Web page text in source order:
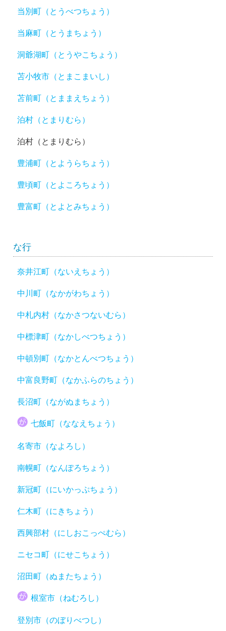
当別町（とうべつちょう）
当麻町（とうまちょう）
洞爺湖町（とうやこちょう）
苫小牧市（とまこまいし）
苫前町（とままえちょう）
泊村（とまりむら）
泊村（とまりむら）
豊浦町（とようらちょう）
豊頃町（とよころちょう）
豊富町（とよとみちょう）
な行
奈井江町（ないえちょう）
中川町（なかがわちょう）
中札内村（なかさつないむら）
中標津町（なかしべつちょう）
中頓別町（なかとんべつちょう）
中富良野町（なかふらのちょう）
長沼町（ながぬまちょう）
七飯町（ななえちょう）
名寄市（なよろし）
南幌町（なんぽろちょう）
新冠町（にいかっぷちょう）
仁木町（にきちょう）
西興部村（にしおこっぺむら）
ニセコ町（にせこちょう）
沼田町（ぬまたちょう）
根室市（ねむろし）
登別市（のぼりべつし）